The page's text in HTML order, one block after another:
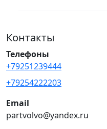
Контакты
Телефоны
+79251239444
+79254222203
Email
partvolvo@yandex.ru